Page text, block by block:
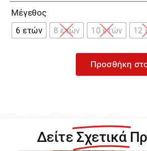
Μέγεθος
6 ετών 8 ετών 10 ετών 12
Σορτς
Προσθήκη
Δείτε Σχετικά